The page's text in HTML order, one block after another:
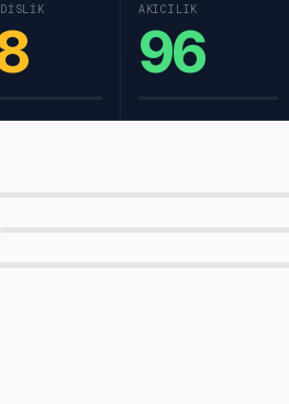
AKICILIK
96